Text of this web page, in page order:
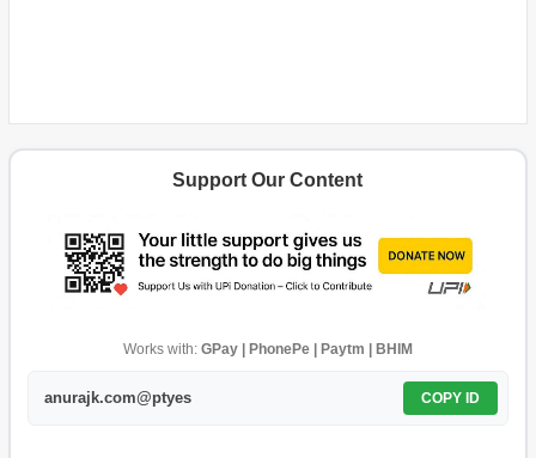
Support Our Content
Works with: GPay | PhonePe | Paytm | BHIM
anurajk.com@ptyes COPY ID